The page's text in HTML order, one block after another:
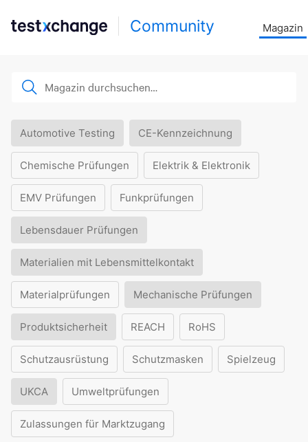
Community Magazin
Automotive Testing CE-Kennzeichnung
Chemische Prüfungen Elektrik & Elektronik
EMV Prüfungen Funkprüfungen
Lebensdauer Prüfungen
Materialien mit Lebensmittelkontakt
Materialprüfungen Mechanische Prüfungen
Produktsicherheit REACH RoHS
Schutzausrüstung Schutzmasken Spielzeug
UKCA Umweltprüfungen
Zulassungen für Marktzugang